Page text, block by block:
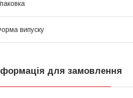
випуску
для замовлення